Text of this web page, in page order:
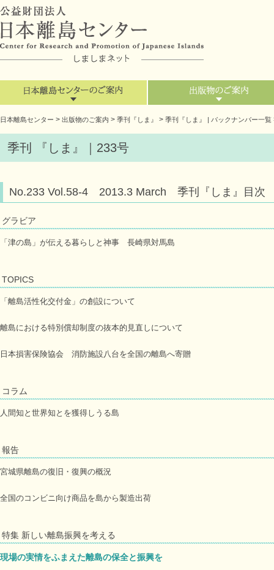
日本離島センター > 出版物のご案内 > 季刊『しま』 > 季刊『しま』 | バックナンバー一覧
季刊 『しま』｜233号
No.233 Vol.58-4 2013.3 March 季刊『しま』目次
グラビア
「津の島」が伝える暮らしと神事 長崎県対馬島
TOPICS
「離島活性化交付金」の創設について
離島における特別償却制度の抜本的見直しについて
日本損害保険協会 消防施設八台を全国の離島へ寄贈
コラム
人間知と世界知とを獲得しうる島
報告
宮城県離島の復旧・復興の概況
全国のコンビニ向け商品を島から製造出荷
特集 新しい離島振興を考える
現場の実情をふまえた離島の保全と振興を